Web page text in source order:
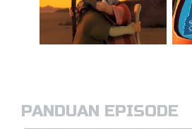
PANDUAN EPISODE